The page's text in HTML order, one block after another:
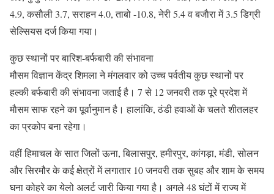
4.9, कसाैली 3.7, सराहन 4.0, ताबो -10.8, नेरी 5.4 व बजाैरा में 3.5 डिग्री
सेल्सियस दर्ज किया गया।
कुछ स्थानों पर बारिश-बर्फबारी की संभावना
मौसम विज्ञान केंद्र शिमला ने मंगलवार को उच्च पर्वतीय कुछ स्थानों पर
हल्की बर्फबारी की संभावना जताई है। 7 से 12 जनवरी तक पूरे प्रदेश में
माैसम साफ रहने का पूर्वानुमान है। हालांकि, ठंडी हवाओं के चलते शीतलहर
का प्रकोप बना रहेगा।
वहीं हिमाचल के सात जिलों ऊना, बिलासपुर, हमीरपुर, कांगड़ा, मंडी, सोलन
और सिरमौर के कई क्षेत्रों में लगातार 10 जनवरी तक सुबह और शाम के समय
घना कोहरे का येलो अलर्ट जारी किया गया है। अगले 48 घंटों में राज्य में